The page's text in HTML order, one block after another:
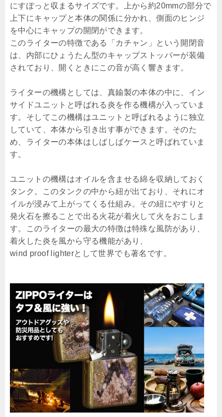
にすぽっと収まるサイズです。上から約20mmの部分で
上下にキャップと本体の関係に分かれ、側面のヒンジ
を中心にキャップの開閉ができます。
このライターの特徴である「カチャン」という開閉音
は、内部にひょうたん型のキャップストッパーが装備
されており、開くときにこの音が高く響きます。
ライターの機構としては、真鍮製の本体の中に、イン
サイドユニットと呼ばれる炎を作る機構が入っていま
す。そしてこの機構はユニットと呼ばれるように独立
していて、本体から引き出す事ができます。そのた
め、ライターの本体はしばしばケースと呼ばれていま
す。
ユニットの機構はオイルを含ませる綿を収納しておく
タンク。このタンクの中から紐が出ており、それにオ
イルが浸みて上がってくる仕組み。その紐にやすりと
発火石を擦ることで出る火花が着火して火をおこしま
す。このライターの最大の特徴は特殊な風防があり、
着火した炎を風から守る機能があり、
wind proof lighterとして世界でも著名です。